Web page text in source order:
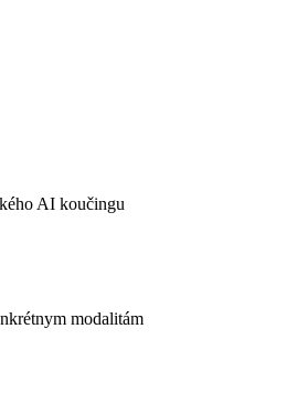
AI koučingu
modalitám